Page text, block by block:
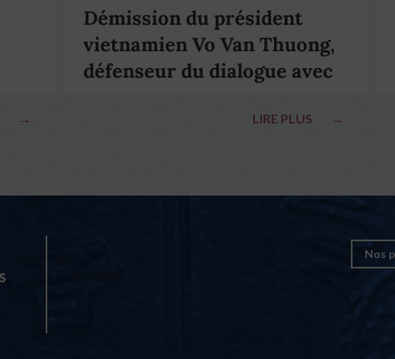
→
Démission du président
vietnamien Vo Van Thuong,
défenseur du dialogue avec
LIRE PLUS →
Nos